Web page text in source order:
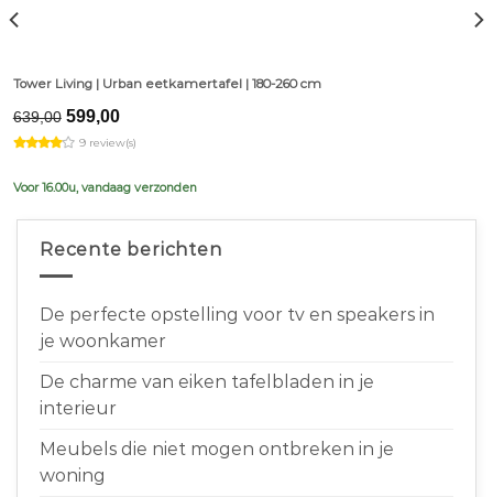
Tower Living | Urban eetkamertafel | 180-260 cm
639,00 Original
price
was:
599,00Current
is:
9 review(s)
Voor 16.00u, vandaag verzonden
Recente berichten
De perfecte opstelling voor tv en speakers in
je woonkamer
De charme van eiken tafelbladen in je
interieur
Meubels die niet mogen ontbreken in je
woning